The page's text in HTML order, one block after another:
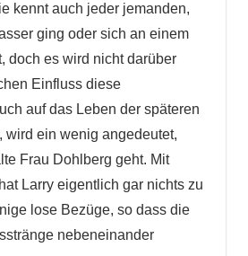
kennt auch jeder jemanden,
ging oder sich an einem
doch es wird nicht darüber
Einfluss diese
auf das Leben der späteren
wird ein wenig angedeutet,
Frau Dohlberg geht. Mit
Larry eigentlich gar nichts zu
lose Bezüge, so dass die
nebeneinander